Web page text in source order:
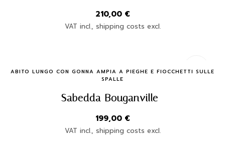
210,00 €
VAT incl., shipping costs excl.
Quick Buy
ABITO LUNGO CON GONNA AMPIA A PIEGHE E FIOCCHETTI SULLE
SPALLE
Sabedda Bouganville
199,00 €
VAT incl., shipping costs excl.